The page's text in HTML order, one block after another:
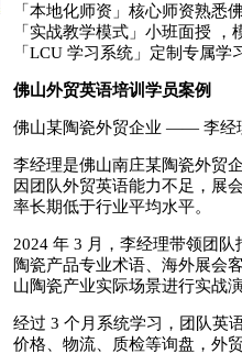
「本地化师资」核心师资熟悉
「实战教学模式」小班面授
「LCU 学习系统」定制专属
佛山外贸英语培训学员案例
佛山某陶瓷外贸企业 —— 李经
李经理是佛山南庄某陶瓷外贸
因团队外贸英语能力不足，展
率长期低于行业平均水平。
2024 年 3 月，李经理带领团
陶瓷产品专业术语、海外展会
山陶瓷产业实际场景进行实战
经过 3 个月系统学习，团队英
价格、物流、质检等询盘，外